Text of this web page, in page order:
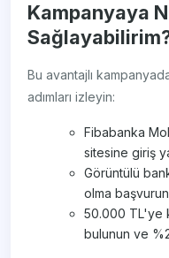
Kampanyaya
Bu avantajlı
adımları izleyin:
Fibabanka
sitesine giriş
Görüntülü
olma
50.000 TL'ye
bulunun ve